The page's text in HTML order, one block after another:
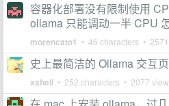
容器化部署没有限制使用
ollama 只能调动一半 CPU
morencato1 • 46 characters •
史上最简洁的 Ollama 交互
xshell • 252 characters • 2077